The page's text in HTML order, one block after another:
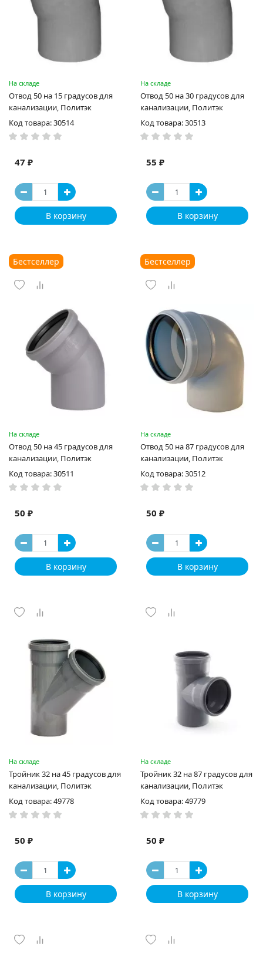
На складе
Отвод 50 на 15 градусов для
канализации, Политэк
Код товара: 30514
47 ₽
В корзину
На складе
Отвод 50 на 30 градусов для
канализации, Политэк
Код товара: 30513
55 ₽
В корзину
Бестселлер
На складе
Отвод 50 на 45 градусов для
канализации, Политэк
Код товара: 30511
50 ₽
В корзину
Бестселлер
На складе
Отвод 50 на 87 градусов для
канализации, Политэк
Код товара: 30512
50 ₽
В корзину
На складе
Тройник 32 на 45 градусов для
канализации, Политэк
Код товара: 49778
50 ₽
В корзину
На складе
Тройник 32 на 87 градусов для
канализации, Политэк
Код товара: 49779
50 ₽
В корзину